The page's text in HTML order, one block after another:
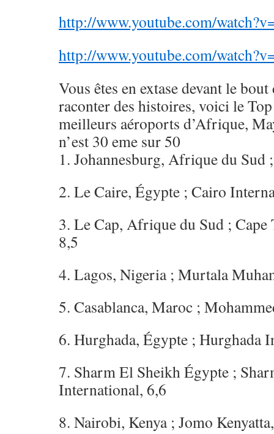
http://www.youtube.com/
http://www.youtube.com/
Vous êtes en extase devant le
raconter des histoires, voici le
meilleurs aéroports d’Afrique,
n’est 30 eme sur 50
1. Johannesburg, Afrique du Sud
2. Le Caire, Égypte ; Cairo
3. Le Cap, Afrique du Sud ;
8,5
4. Lagos, Nigeria ; Murtala
5. Casablanca, Maroc ;
6. Hurghada, Égypte ; Hurghada
7. Sharm El Sheikh Égypte ;
International, 6,6
8. Nairobi, Kenya ; Jomo